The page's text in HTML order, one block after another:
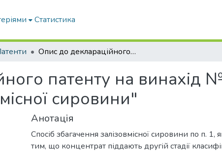
Статистика
Опис до деклараційного патенту на винахід № 48914 "Спосіб збагачення залізовмісної сировини"
патенту на винахід
сировини"
Анотація
Спосіб збагачення залізовмісної сировини по п. 1,
тим, що концентрат піддають другій стадії